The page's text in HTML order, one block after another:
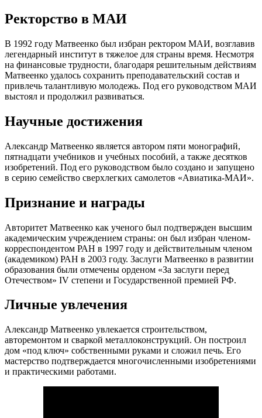
Ректорство в МАИ
В 1992 году Матвеенко был избран ректором МАИ, возглавив
легендарный институт в тяжелое для страны время. Несмотря
на финансовые трудности, благодаря решительным действиям
Матвеенко удалось сохранить преподавательский состав и
привлечь талантливую молодежь. Под его руководством МАИ
выстоял и продолжил развиваться.
Научные достижения
Александр Матвеенко является автором пяти монографий,
пятнадцати учебников и учебных пособий, а также десятков
изобретений. Под его руководством было создано и запущено
в серию семейство сверхлегких самолетов «Авиатика-МАИ».
Признание и награды
Авторитет Матвеенко как ученого был подтвержден высшим
академическим учреждением страны: он был избран членом-
корреспондентом РАН в 1997 году и действительным членом
(академиком) РАН в 2003 году. Заслуги Матвеенко в развитии
образования были отмечены орденом «За заслуги перед
Отечеством» IV степени и Государственной премией РФ.
Личные увлечения
Александр Матвеенко увлекается строительством,
авторемонтом и сваркой металлоконструкций. Он построил
дом «под ключ» собственными руками и сложил печь. Его
мастерство подтверждается многочисленными изобретениями
и практическими работами.